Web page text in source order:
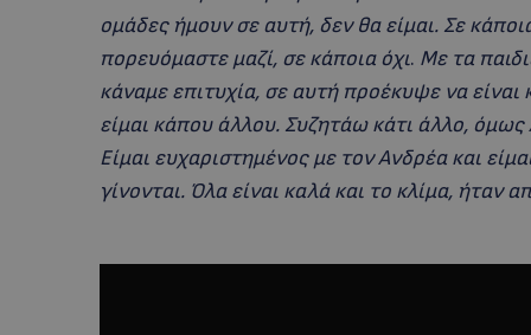
oμάδες ήμουν σε αυτή, δεν θα είμαι. Σε
πορευόμαστε μαζί, σε κάποια όχι. Με τα
κάναμε επιτυχία, σε αυτή προέκυψε να
είμαι κάπου άλλου. Συζητάω κάτι άλλο,
Είμαι ευχαριστημένος με τον Ανδρέα και
γίνονται. Όλα είναι καλά και το κλίμα, ήταν